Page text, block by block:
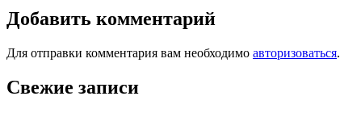
Добавить комментарий
Для отправки комментария вам необходимо авторизоваться.
Свежие записи